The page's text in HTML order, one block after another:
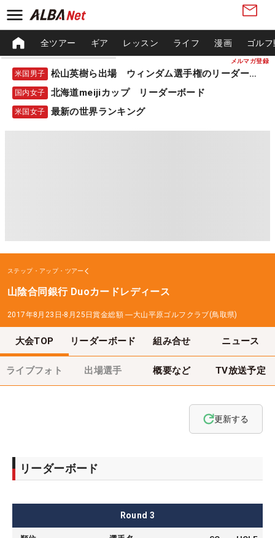
メルマガ登録
全ツアー ギア レッスン ライフ 漫画 ゴル
米国男子 松山英樹ら出場 ウィンダム選手権のリーダーボード
国内女子 北海道meijiカップ リーダーボード
米国女子 最新の世界ランキング
ステップ・アップ・ツアー
山陰合同銀行 Duoカードレディース
2017年8月23日-8月25日賞金総額 ―大山平原ゴルフクラブ(鳥取県)
大会TOP リーダーボード 組み合せ ニュース
ライブフォト 出場選手 概要など TV放送予定
更新する
リーダーボード
Round 3